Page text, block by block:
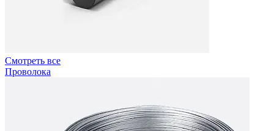
Смотреть все
Проволока